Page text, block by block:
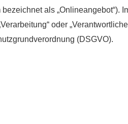
als „Onlineangebot“).
oder
(DSGVO).